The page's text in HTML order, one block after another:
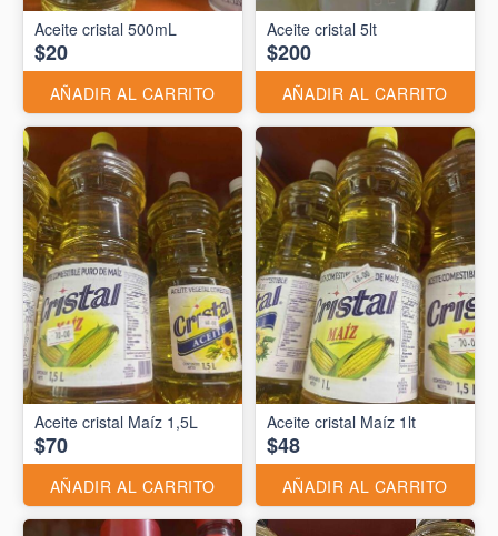
Aceite cristal 500mL
$20
AÑADIR AL CARRITO
Aceite cristal 5lt
$200
AÑADIR AL CARRITO
Aceite cristal Maíz 1,5L
$70
AÑADIR AL CARRITO
Aceite cristal Maíz 1lt
$48
AÑADIR AL CARRITO